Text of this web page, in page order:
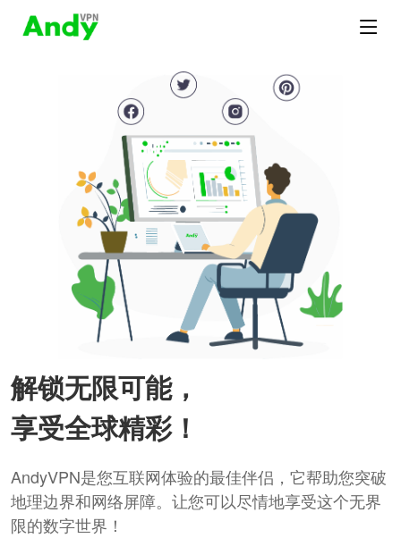
解锁无限可能，
享受全球精彩！
AndyVPN是您互联网体验的最佳伴侣，它帮助您突破
地理边界和网络屏障。让您可以尽情地享受这个无界
限的数字世界！